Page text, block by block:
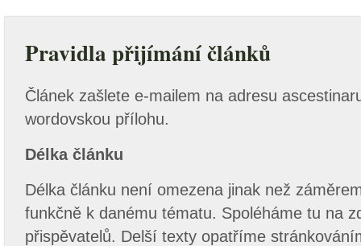
Pravidla přijímání článků
Článek zašlete e-mailem na adresu
wordovskou přílohu.
Délka článku
Délka článku není omezena jinak než
funkčně k danému tématu. Spoléháme tu na
přispěvatelů. Delší texty opatříme